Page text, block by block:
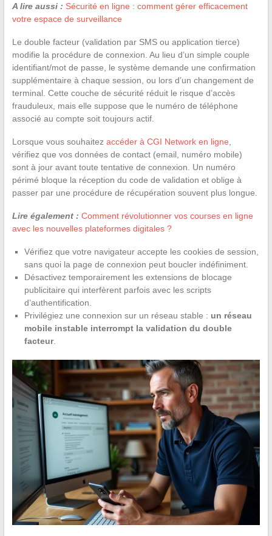
A lire aussi : Sécurité en ligne : comment gérer efficacement
votre espace de surveillance
Le double facteur (validation par SMS ou application tierce)
modifie la procédure de connexion. Au lieu d’un simple couple
identifiant/mot de passe, le système demande une confirmation
supplémentaire à chaque session, ou lors d’un changement de
terminal. Cette couche de sécurité réduit le risque d’accès
frauduleux, mais elle suppose que le numéro de téléphone
associé au compte soit toujours actif.
Lorsque vous souhaitez accéder à CGI Network en ligne
vérifiez que vos données de contact (email, numéro mobile)
sont à jour avant toute tentative de connexion. Un numéro
périmé bloque la réception du code de validation et oblige à
passer par une procédure de récupération souvent plus longue.
Lire également : Comment révolutionner vos courses en ligne
avec les nouvelles plateformes digitales ?
Vérifiez que votre navigateur accepte les cookies de session,
sans quoi la page de connexion peut boucler indéfiniment.
Désactivez temporairement les extensions de blocage
publicitaire qui interfèrent parfois avec les scripts
d’authentification.
Privilégiez une connexion sur un réseau stable : un réseau
mobile instable interrompt la validation du double
facteur.